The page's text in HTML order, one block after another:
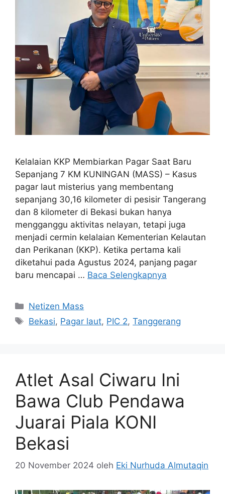
Kelalaian KKP Membiarkan Pagar Saat Baru
Sepanjang 7 KM KUNINGAN (MASS) – Kasus
pagar laut misterius yang membentang
sepanjang 30,16 kilometer di pesisir Tangerang
dan 8 kilometer di Bekasi bukan hanya
mengganggu aktivitas nelayan, tetapi juga
menjadi cermin kelalaian Kementerian Kelautan
dan Perikanan (KKP). Ketika pertama kali
diketahui pada Agustus 2024, panjang pagar
baru mencapai … Baca Selengkapnya
Kategori
Netizen Mass
Tag
Bekasi, Pagar laut, PIC 2,Tanggerang
Atlet Asal Ciwaru Ini
Bawa Club Pendawa
Juarai Piala KONI
Bekasi
20 November 2024 oleh Eki Nurhuda Almutaqin